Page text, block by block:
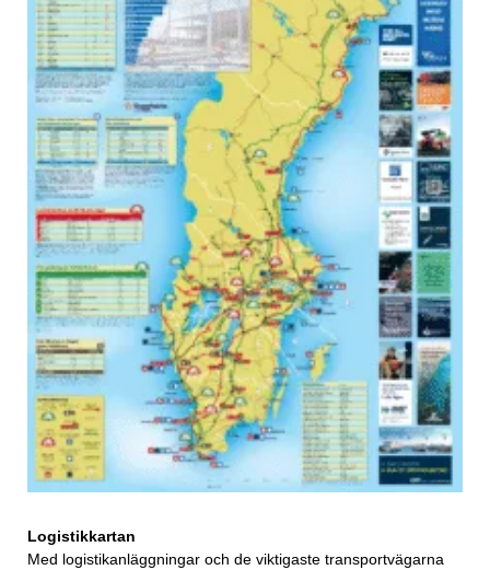
Logistikkartan
Med logistikanläggningar och de viktigaste transportvägarna